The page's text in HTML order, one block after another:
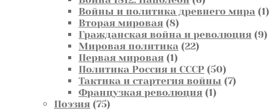
товаров
Войны и политика древнего мира 11
Вторая мировая 88
товаров
Гражданская война и революция 99
Мировая политика 2222
Первая мировая 11
товар
Политика Россия и СССР 5050
товаров
Тактика и стартегия войны 77
Французкая революция 11
Поэзия 7575